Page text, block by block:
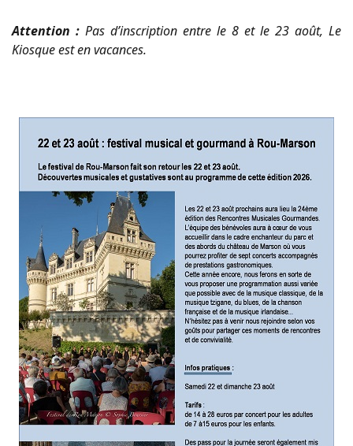
Attention : Pas d’inscription entre le 8 et le 23 août, Le
Kiosque est en vacances.